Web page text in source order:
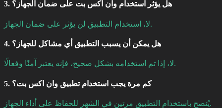
3. هل يؤثر استخدام وان اكس بت على ضمان الجهاز؟
لا، استخدام التطبيق لن يؤثر على ضمان الجهاز.
4. هل يمكن أن يسبب التطبيق أي مشاكل للجهاز؟
لا، إذا تم استخدامه بشكل صحيح، فإنه يعتبر آمنًا وفعالًا.
5. كم مرة يجب استخدام تطبيق وان اكس بت؟
يُنصح باستخدام التطبيق مرتين في الشهر للحفاظ على أداء الجهاز.